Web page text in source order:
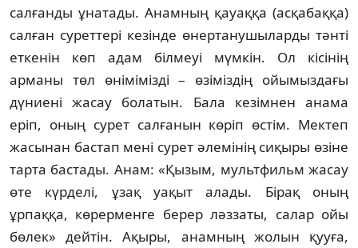
салғанды ұна­тады. Анамның қауаққа (асқабаққа)
сал­ған суреттері кезінде өнертану­шы­лар­ды тәнті
еткенін көп адам білмеуі мүмкін. Ол кісінің
арманы төл өнімімізді – өзі­міз­дің ойымыздағы
дүниені жасау бола­тын. Бала кезімнен анама
еріп, оның сурет салғанын көріп өстім. Мектеп
жасынан бас­тап мені сурет әлемінің сиқыры өзіне
тар­та бастады. Анам: «Қызым, мультфильм жасау
өте күрделі, ұзақ уақыт алады. Бірақ оның
ұрпаққа, көрерменге берер ләззаты, салар ойы
бөлек» дейтін. Ақыры, анамның жолын қууға,